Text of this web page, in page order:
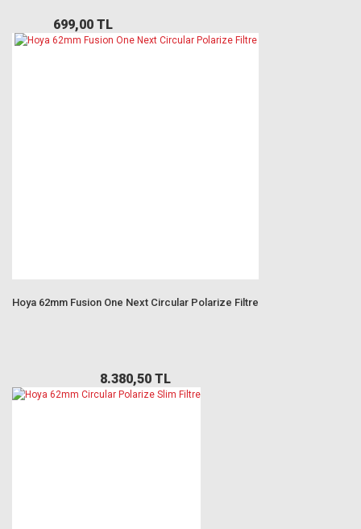
699,00 TL
Hoya 62mm Fusion One Next Circular Polarize Filtre
8.380,50 TL